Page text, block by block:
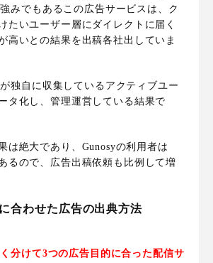
みでもあるこの広告サービスは、 ク
たいユーザー層にダイレクトに届く
高いとの結果を出稿各社出していま
独自に収集しているアクティブユー
タ化し、管理運営している結果で
は絶大であり、Gunosyの利用者は
るので、広告出稿依頼も比例して増
合わせた広告の出典方法
分けて3つの広告目的に合った配信サ